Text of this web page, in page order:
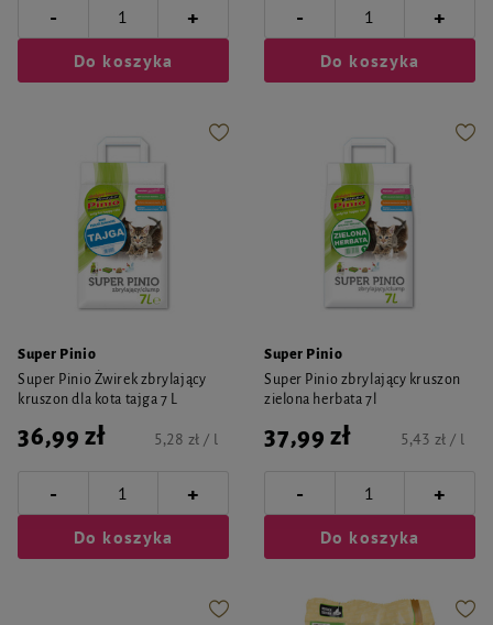
- +
Do koszyka
- +
Do koszyka
Super Pinio
Super Pinio Żwirek zbrylający
kruszon dla kota tajga 7 L
36,99 zł 5,28 zł / l
- +
Do koszyka
Super Pinio
Super Pinio zbrylający kruszon
zielona herbata 7l
37,99 zł 5,43 zł / l
- +
Do koszyka